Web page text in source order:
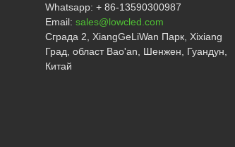
Whatsapp:+ 86-13590300987
Email:sales@lowcled.com
Сграда 2, XiangGeLiWan Парк, Xixiang
Град, област Bao'an, Шенжен, Гуандун,
Китай